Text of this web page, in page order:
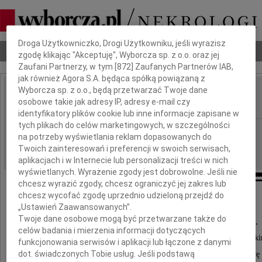
Nekrologi Odeszli Poradnik pogrzebowy
IMIĘ I NAZWISKO: Henryk Nowak
REGION: Częstochowa
DATA EMISJI: 25.04.2013
wszystkim krewnym, sąsiadom, przyjaciołom,
kolegom z pracy KMP w Częstochowie i
niewymienionym za złożone kwiaty i modlitwę
Dbamy o Twoją prywatność
Droga Użytkowniczko, Drogi Użytkowniku, jeśli wyrazisz
zgodę klikając "Akceptuję", Wyborcza sp. z o.o. oraz jej
Zaufani Partnerzy, w tym [872 ] Zaufanych Partnerów IAB,
jak również Agora S.A. będąca spółką powiązaną z
Wyborcza sp. z o.o., będą przetwarzać Twoje dane
osobowe takie jak adresy IP, adresy e-mail czy
identyfikatory plików cookie lub inne informacje zapisane w
tych plikach do celów marketingowych, w szczególności
na potrzeby wyświetlania reklam dopasowanych do
Twoich zainteresowań i preferencji w swoich serwisach,
aplikacjach i w Internecie lub personalizacji treści w nich
wyświetlanych. Wyrażenie zgody jest dobrowolne. Jeśli nie
chcesz wyrazić zgody, chcesz ograniczyć jej zakres lub
chcesz wycofać zgodę uprzednio udzieloną przejdź do
„Ustawień Zaawansowanych”.
Twoje dane osobowe mogą być przetwarzane także do
celów badania i mierzenia informacji dotyczących
funkcjonowania serwisów i aplikacji lub łączone z danymi
dot. świadczonych Tobie usług. Jeśli podstawą